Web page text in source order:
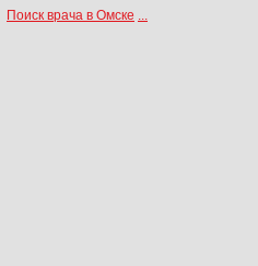
Поиск врача в Омске ...